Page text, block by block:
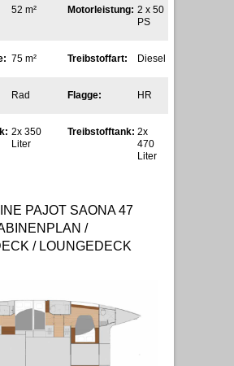
52 m² Motorleistung: 2 x 50
PS
75 m² Treibstoffart: Diesel
Rad Flagge: HR
2x 350
Liter
Treibstofftank: 2x
470
Liter
PAJOT SAONA 47
/
/ LOUNGEDECK